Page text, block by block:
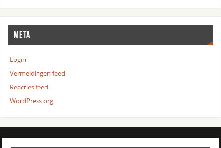
META
Login
Vermeldingen feed
Reacties feed
WordPress.org